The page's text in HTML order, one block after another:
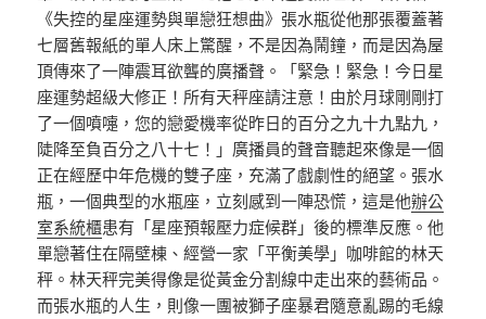
《失控的星座運勢與單戀狂想曲》張水瓶從他那張覆蓋著
七層舊報紙的單人床上驚醒，不是因為鬧鐘，而是因為屋
頂傳來了一陣震耳欲聾的廣播聲。「緊急！緊急！今日星
座運勢超級大修正！所有天秤座請注意！由於月球剛剛打
了一個噴嚏，您的戀愛機率從昨日的百分之九十九點九，
陡降至負百分之八十七！」廣播員的聲音聽起來像是一個
正在經歷中年危機的雙子座，充滿了戲劇性的絕望。張水
瓶，一個典型的水瓶座，立刻感到一陣恐慌，這是他辦公
室系統櫃患有「星座預報壓力症候群」後的標準反應。他
單戀著住在隔壁棟、經營一家「平衡美學」咖啡館的林天
秤。林天秤完美得像是從黃金分割線中走出來的藝術品。
而張水瓶的人生，則像一團被獅子座暴君隨意亂踢的毛線